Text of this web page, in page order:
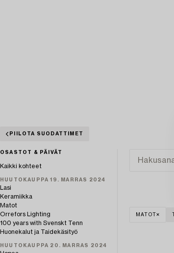
PIILOTA SUODATTIMET
OSASTOT & PÄIVÄT
Kaikki kohteet
HUUTOKAUPPA 19. MARRAS 2024
Lasi
Keramiikka
Matot
Orrefors Lighting
100 years with Svenskt Tenn
Huonekalut ja Taidekäsityö
HUUTOKAUPPA 20. MARRAS 2024
MATOT